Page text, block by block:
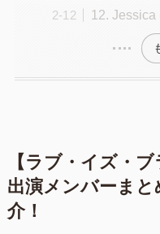
12. Jessica
【ラブ・イズ・
出演メンバーま
介！